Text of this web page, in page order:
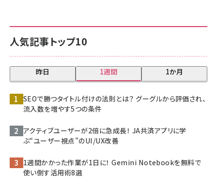
人気記事トップ10
昨日 1週間 1か月
SEOで勝つタイトル付けの法則とは？ グーグルから評価され、
流入数を増やす5つの条件
アクティブユーザーが2倍に急成長！ JA共済アプリに学
ぶ“ユーザー視点”のUI/UX改善
1週間かかった作業が1日に！ Gemini Notebookを無料で
使い倒す活用術8選